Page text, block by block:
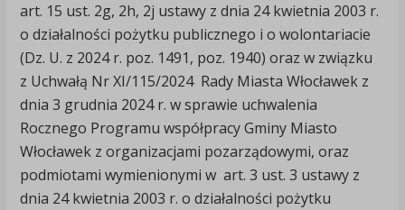
art. 15 ust. 2g, 2h, 2j ustawy z dnia 24 kwietnia 2003 r.
o działalności pożytku publicznego i o wolontariacie
(Dz. U. z 2024 r. poz. 1491, poz. 1940) oraz w związku
z Uchwałą Nr XI/115/2024 Rady Miasta Włocławek z
dnia 3 grudnia 2024 r. w sprawie uchwalenia
Rocznego Programu współpracy Gminy Miasto
Włocławek z organizacjami pozarządowymi, oraz
podmiotami wymienionymi w art. 3 ust. 3 ustawy z
dnia 24 kwietnia 2003 r. o działalności pożytku